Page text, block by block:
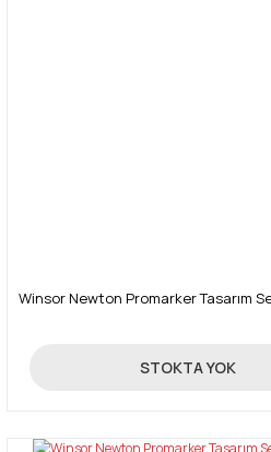
Winsor Newton Promarker Tasarım
390,00 TL
STOKTA YOK